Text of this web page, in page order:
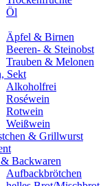
Öl
Äpfel & Birnen
Beeren- & Steinobst
Trauben & Melonen
Sekt
Alkoholfrei
Roséwein
Rotwein
Weißwein
& Grillwurst
Backwaren
Aufbackbrötchen